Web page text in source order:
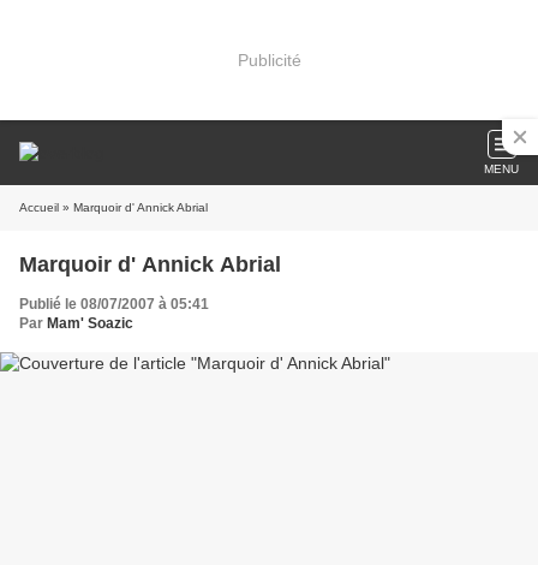
Publicité
MENU
Accueil » Marquoir d' Annick Abrial
Marquoir d' Annick Abrial
Publié le 08/07/2007 à 05:41
Par Mam' Soazic